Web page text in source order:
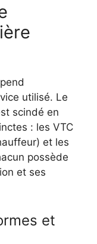
utilisé. Le
scindé en
: les VTC
et les
possède
et ses
et